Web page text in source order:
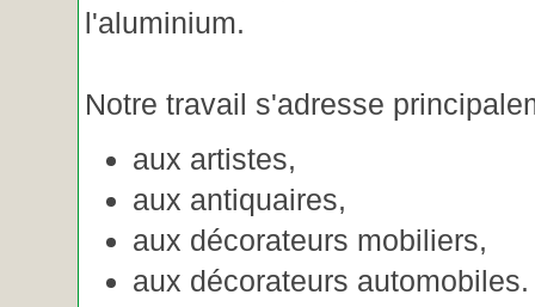
l'aluminium.
Notre travail s'adresse
aux artistes,
aux antiquaires,
aux décorateurs mobiliers,
aux décorateurs automobiles.